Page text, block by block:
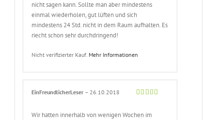
nicht sagen kann. Sollte man aber mindestens
einmal wiederholen, gut lüften und sich
mindestens 24 Std. nicht in dem Raum aufhalten. Es
riecht schon sehr durchdringend!
Nicht verifizierter Kauf. Mehr Informationen
EinFreundlicherLeser – 26.10.2018
Wir hatten innerhalb von wenigen Wochen im